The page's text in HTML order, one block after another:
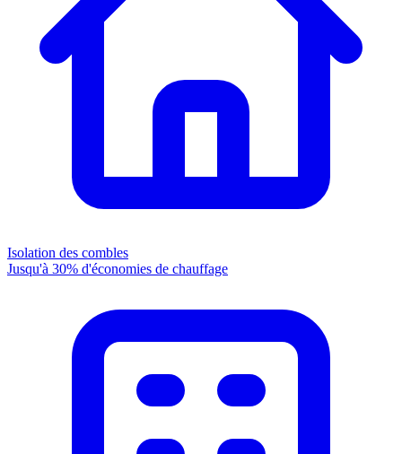
Isolation des combles
Jusqu'à 30% d'économies de chauffage